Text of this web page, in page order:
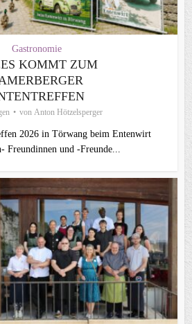
Gastronomie
KOMMT ZUM
von Anton Hötzelsperger
2026 in Törwang beim Entenwirt
Freundinnen und -Freunde...